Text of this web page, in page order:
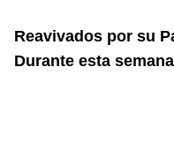
Reavivados por su
Durante esta